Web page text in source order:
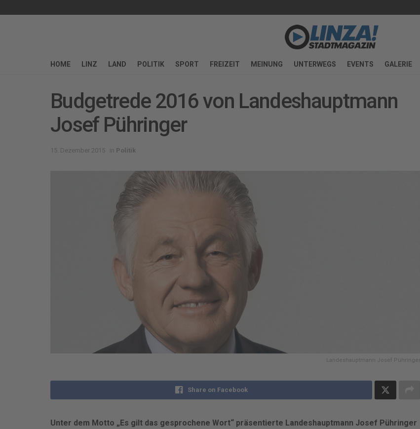
HOME LINZ LAND POLITIK SPORT FREIZEIT MEINUNG UNTERWEGS EVENTS GALERIE
Budgetrede 2016 von Landeshauptmann
Josef Pühringer
15. Dezember 2015 in Politik
Landeshauptmann Josef Pühringer
Share on Facebook
Unter dem Motto „Es gilt das gesprochene Wort“ präsentierte Landeshauptmann Josef Pühringer